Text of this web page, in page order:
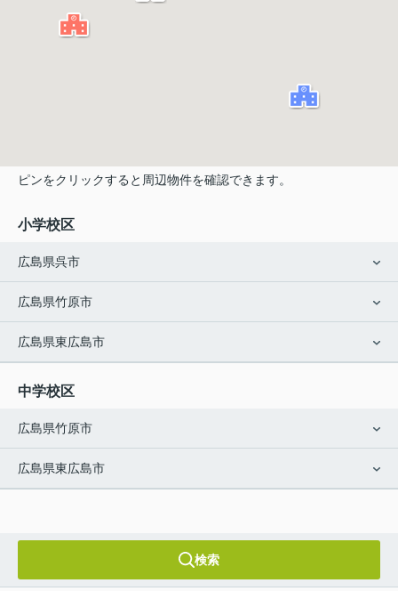
ピンをクリックすると周辺物件を確認できます。
小学校区
広島県呉市
広島県竹原市
広島県東広島市
中学校区
広島県竹原市
広島県東広島市
検索